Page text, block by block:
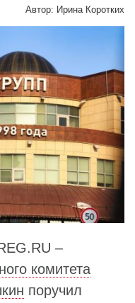
Автор: Ирина Коротких
–
комитета
поручил